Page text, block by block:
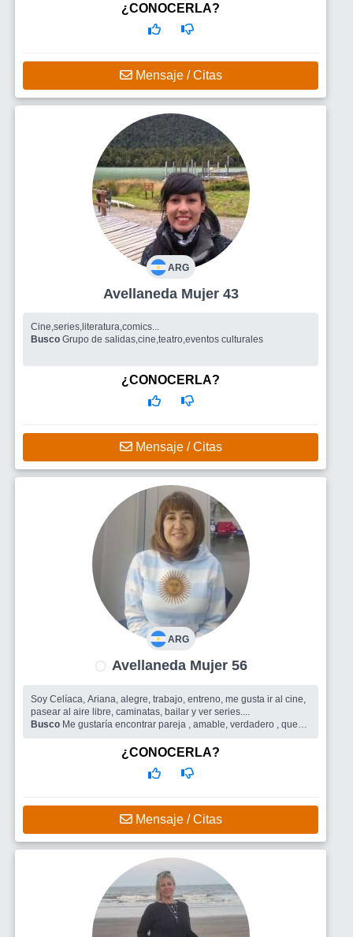
¿CONOCERLA?
Mensaje / Citas
ARG
Avellaneda Mujer 43
Cine,series,literatura,comics...
Busco Grupo de salidas,cine,teatro,eventos culturales
¿CONOCERLA?
Mensaje / Citas
ARG
Avellaneda Mujer 56
Soy Celíaca, Ariana, alegre, trabajo, entreno, me gusta ir al cine,
pasear al aire libre, caminatas, bailar y ver series....
Busco Me gustaría encontrar pareja , amable, verdadero , que
¿CONOCERLA?
Mensaje / Citas